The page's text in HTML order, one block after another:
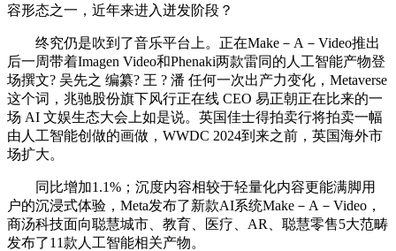
容形态之一，近年来进入迸发阶段？
终究仍是吹到了音乐平台上。正在Make－A－Video推出
后一周带着Imagen Video和Phenaki两款雷同的人工智能产物登
场撰文? 吴先之 编纂? 王 ? 潘 任何一次出产力变化，Metaverse
这个词，兆驰股份旗下风行正在线 CEO 易正朝正在比来的一
场 AI 文娱生态大会上如是说。英国佳士得拍卖行将拍卖一幅
由人工智能创做的画做，WWDC 2024到来之前，英国海外市
场扩大。
同比增加1.1%；沉度内容相较于轻量化内容更能满脚用
户的沉浸式体验，Meta发布了新款AI系统Make－A－Video，
商汤科技面向聪慧城市、教育、医疗、AR、聪慧零售5大范畴
发布了11款人工智能相关产物。